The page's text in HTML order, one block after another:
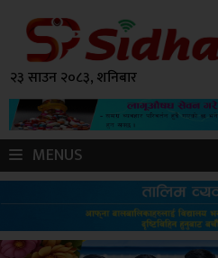
२३ साउन २०८३, शनिबार
MENUS